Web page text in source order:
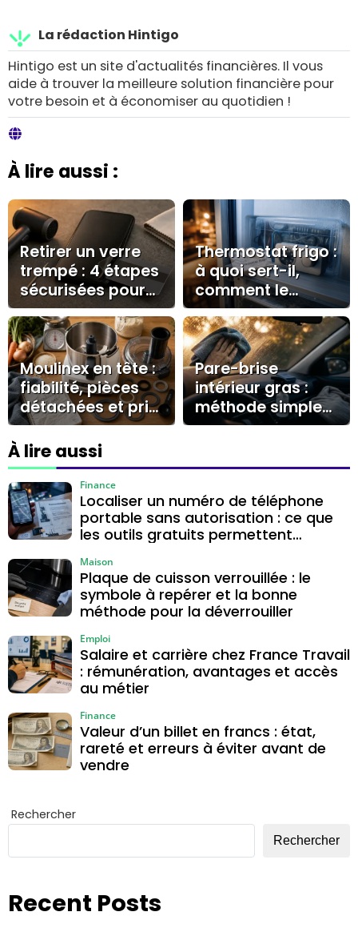
La rédaction Hintigo
Hintigo est un site d'actualités financières. Il vous
aide à trouver la meilleure solution financière pour
votre besoin et à économiser au quotidien !
À lire aussi :
Retirer un verre
trempé : 4 étapes
sécurisées pour
préserver votre
écran
Thermostat frigo :
à quoi sert-il,
comment le
régler et quand le
remplacer ?
Moulinex en tête :
fiabilité, pièces
détachées et prix
départagent les
robots cuiseurs
Pare-brise
intérieur gras :
méthode simple
pour enlever le
traces
À lire aussi
Localiser un numéro de téléphone
portable sans autorisation : ce que
les outils gratuits permettent
Finance
Plaque de cuisson verrouillée : le
symbole à repérer et la bonne
méthode pour la déverrouiller
Maison
Salaire et carrière chez France Travail
: rémunération, avantages et accès
au métier
Emploi
Valeur d’un billet en francs : état,
rareté et erreurs à éviter avant de
vendre
Finance
Rechercher
Rechercher
Recent Posts